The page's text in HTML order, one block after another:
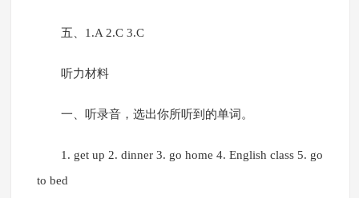
五、1.A 2.C 3.C
听力材料
一、听录音，选出你所听到的单词。
1. get up 2. dinner 3. go home 4. English class 5. go
to bed